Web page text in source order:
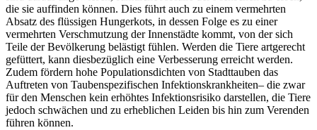
die sie auffinden können. Dies führt auch zu einem vermehrten
Absatz des flüssigen Hungerkots, in dessen Folge es zu einer
vermehrten Verschmutzung der Innenstädte kommt, von der sich
Teile der Bevölkerung belästigt fühlen. Werden die Tiere artgerecht
gefüttert, kann diesbezüglich eine Verbesserung erreicht werden.
Zudem fördern hohe Populationsdichten von Stadttauben das
Auftreten von Taubenspezifischen Infektionskrankheiten– die zwar
für den Menschen kein erhöhtes Infektionsrisiko darstellen, die Tiere
jedoch schwächen und zu erheblichen Leiden bis hin zum Verenden
führen können.